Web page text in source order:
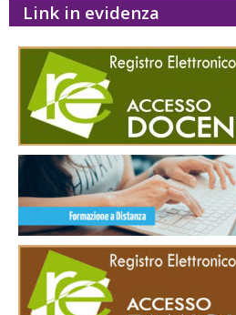
Link in evidenza